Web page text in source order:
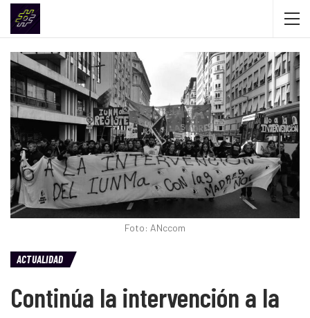
Foto: ANccom
ACTUALIDAD
Continúa la intervención a la